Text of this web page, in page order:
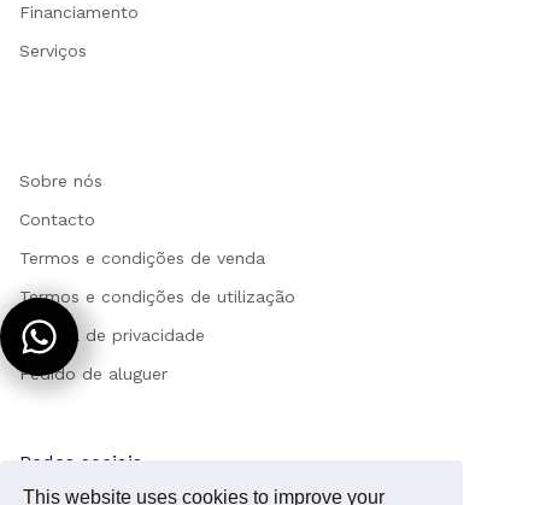
This website uses cookies to improve your
Financiamento
Serviços
Sobre nós
Contacto
Termos e condições de venda
Termos e condições de utilização
Política de privacidade
Pedido de aluguer
Redes sociais